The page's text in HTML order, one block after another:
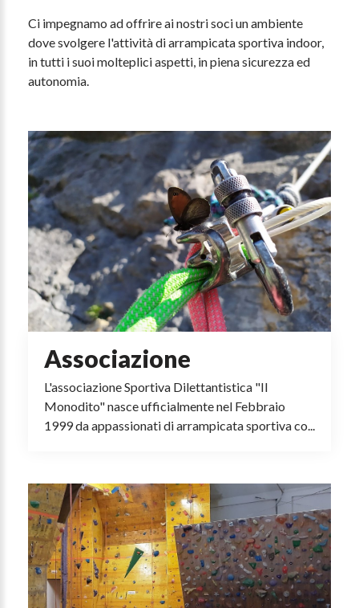
Ci impegnamo ad offrire ai nostri soci un ambiente
dove svolgere l'attività di arrampicata sportiva indoor,
in tutti i suoi molteplici aspetti, in piena sicurezza ed
autonomia.
Associazione
L'associazione Sportiva Dilettantistica "Il
Monodito" nasce ufficialmente nel Febbraio
1999 da appassionati di arrampicata sportiva co...